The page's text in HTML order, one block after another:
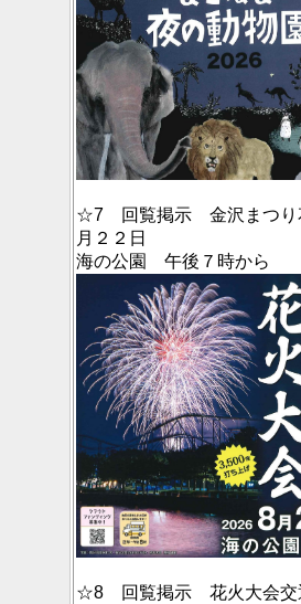
☆7 回覧掲示 金沢まつり
月２２日
海の公園 午後７時から
☆8 回覧掲示 花火大会交